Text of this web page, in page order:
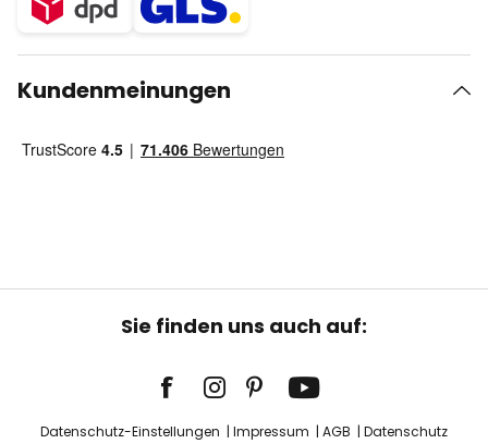
Kundenmeinungen
Sie finden uns auch auf:
Datenschutz-Einstellungen Impressum AGB Datenschutz